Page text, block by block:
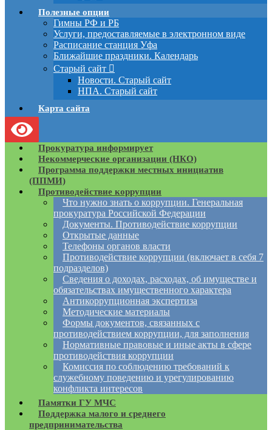
Полезные опции
Гимны РФ и РБ
Услуги, предоставляемые в электронном виде
Расписание станция Уфа
Ближайшие праздники. Календарь
Старый сайт
Новости. Старый сайт
НПА. Старый сайт
Карта сайта
Прокуратура информирует
Некоммерческие организации (НКО)
Программа поддержки местных инициатив
(ППМИ)
Противодействие коррупции
Что нужно знать о коррупции. Генеральная
прокуратура Российской Федерации
Документы. Противодействие коррупции
Открытые данные
Телефоны органов власти
Противодействие коррупции (включает в себя 7
подразделов)
Сведения о доходах, расходах, об имуществе и
обязательствах имущественного характера
Антикоррупционная экспертиза
Методические материалы
Формы документов, связанных с
противодействием коррупции, для заполнения
Нормативные правовые и иные акты в сфере
противодействия коррупции
Комиссия по соблюдению требований к
служебному поведению и урегулированию
конфликта интересов
Памятки ГУ МЧС
Поддержка малого и среднего
предпринимательства